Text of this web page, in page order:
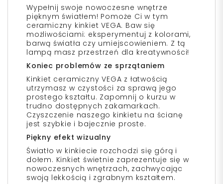
Wypełnij swoje nowoczesne wnętrze
pięknym światłem! Pomoże Ci w tym
ceramiczny kinkiet VEGA. Baw się
możliwościami: eksperymentuj z kolorami,
barwą światła czy umiejscowieniem. Z tą
lampą masz przestrzeń dla kreatywności!
Koniec problemów ze sprzątaniem
Kinkiet ceramiczny VEGA z łatwością
utrzymasz w czystości za sprawą jego
prostego kształtu. Zapomnij o kurzu w
trudno dostępnych zakamarkach.
Czyszczenie naszego kinkietu na ścianę
jest szybkie i bajecznie proste.
Piękny efekt wizualny
Światło w kinkiecie rozchodzi się górą i
dołem. Kinkiet świetnie zaprezentuje się w
nowoczesnych wnętrzach, zachwycając
swoją lekkością i zgrabnym kształtem.